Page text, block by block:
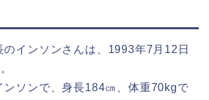
のインソンさんは、1993年7月12日
ンソンで、身長184㎝、体重70kgで